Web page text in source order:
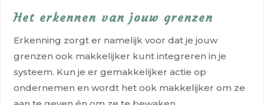
Het erkennen van jouw grenzen
Erkenning zorgt er namelijk voor dat je jouw
grenzen ook makkelijker kunt integreren in je
systeem. Kun je er gemakkelijker actie op
ondernemen en wordt het ook makkelijker om ze